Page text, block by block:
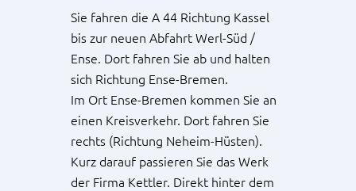
Sie fahren die A 44 Richtung Kassel
bis zur neuen Abfahrt Werl-Süd /
Ense. Dort fahren Sie ab und halten
sich Richtung Ense-Bremen.
Im Ort Ense-Bremen kommen Sie an
einen Kreisverkehr. Dort fahren Sie
rechts (Richtung Neheim-Hüsten).
Kurz darauf passieren Sie das Werk
der Firma Kettler. Direkt hinter dem